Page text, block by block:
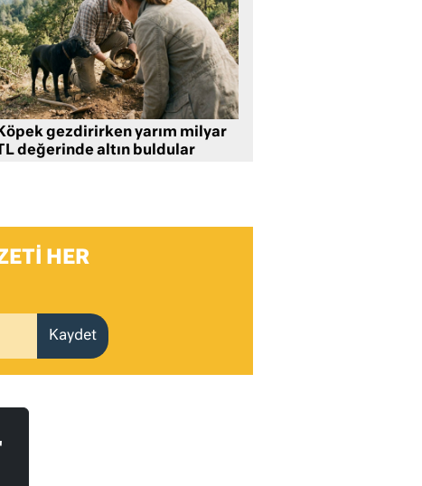
gezdirirken yarım milyar
TL değerinde altın buldular
HER
Kaydet